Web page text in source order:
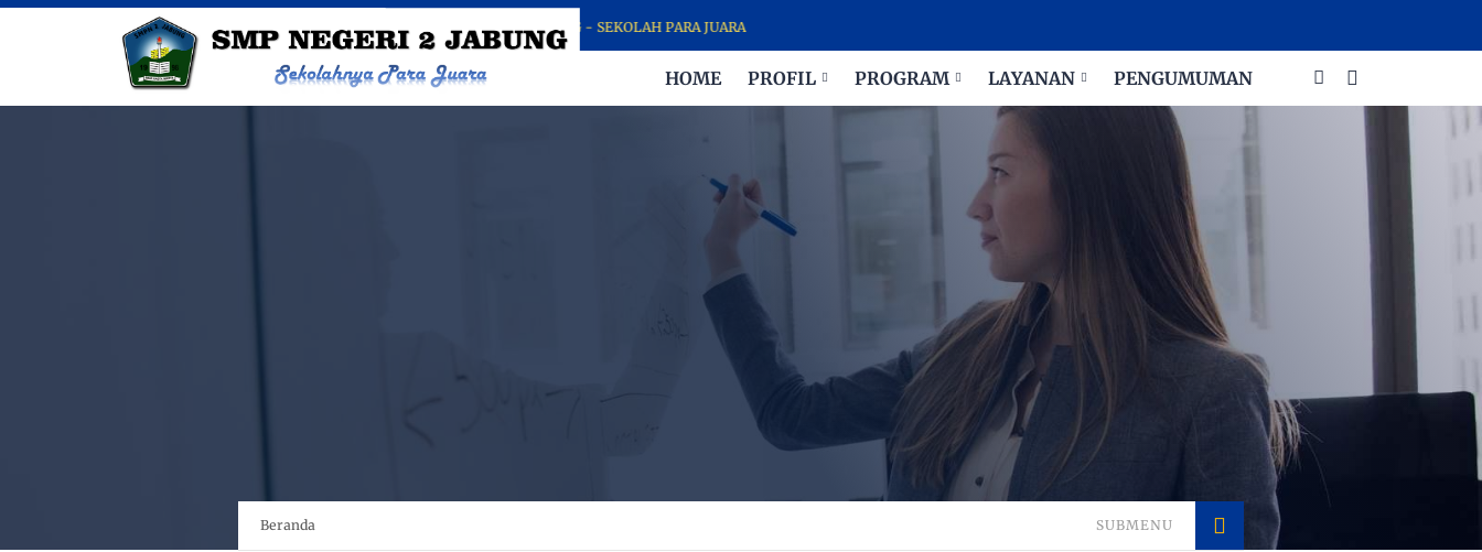
SMP NEGERI 2 JABUNG - SEKOLAH PARA JUARA
HOME PROFIL PROGRAM LAYANAN PENGUMUMAN
Beranda SUBMENU